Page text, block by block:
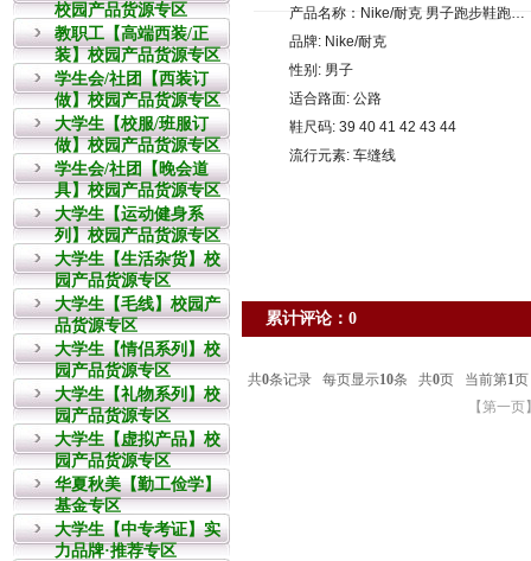
校园产品货源专区
教职工【高端西装/正
装】校园产品货源专区
学生会/社团【西装订
做】校园产品货源专区
大学生【校服/班服订
做】校园产品货源专区
学生会/社团【晚会道
具】校园产品货源专区
大学生【运动健身系
列】校园产品货源专区
大学生【生活杂货】校
园产品货源专区
大学生【毛线】校园产
品货源专区
大学生【情侣系列】校
园产品货源专区
大学生【礼物系列】校
园产品货源专区
大学生【虚拟产品】校
园产品货源专区
华夏秋美【勤工俭学】
基金专区
大学生【中专考证】实
力品牌·推荐专区
产品名称：Nike/耐克 男子跑步鞋跑步...
品牌: Nike/耐克
性别: 男子
适合路面: 公路
鞋尺码: 39 40 41 42 43 44
流行元素: 车缝线
累计评论：0